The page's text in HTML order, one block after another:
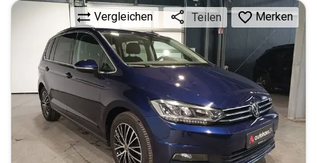
Vergleichen Teilen Merken